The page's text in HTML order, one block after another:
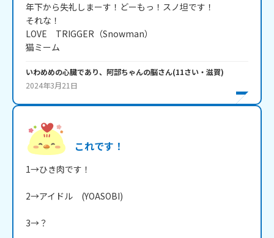
年下から失礼しまーす！どーもっ！スノ坦です！
それな！
LOVE　TRIGGER（Snowman）
猫ミーム
いわめめの心臓であり、阿部ちゃんの脳さん(11さい・ 滋賀)
2024年3月21日
これです！
1→ひき肉です！
2→アイドル　(YOASOBI)
3→？